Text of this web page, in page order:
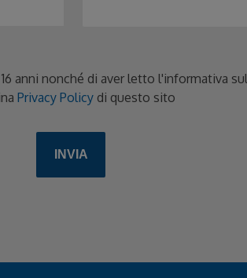
anni nonché di aver letto l'informativa
Privacy Policy di questo sito